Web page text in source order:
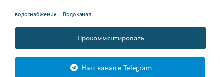
водоснабжение Водоканал
Прокомментировать
Наш канал в Telegram